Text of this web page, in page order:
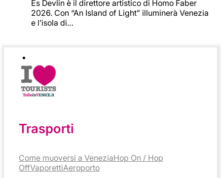
Es Devlin è il direttore artistico di Homo Faber
2026. Con “An Island of Light” illuminerà Venezia
e l’isola di…
Trasporti
Come muoversi a VeneziaHop On / Hop
OffVaporettiAeroporto